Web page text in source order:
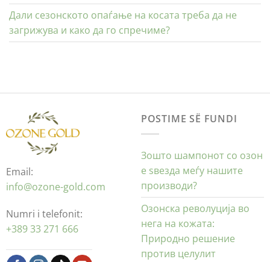
Дали сезонското опаѓање на косата треба да не
загрижува и како да го спречиме?
Email:
info@ozone-gold.com
Numri i telefonit:
+389 33 271 666
POSTIME SË FUNDI
Зошто шампонот со озон
е ѕвезда меѓу нашите
производи?
Озонска револуција во
нега на кожата:
Природно решение
против целулит